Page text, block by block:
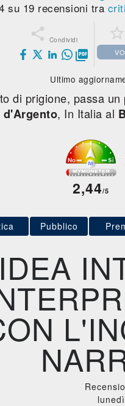
su 19 recensioni tra
 Condividi


Ultimo
di prigione, passa
d'Argento, In Italia al
2,44/5
Pubblico